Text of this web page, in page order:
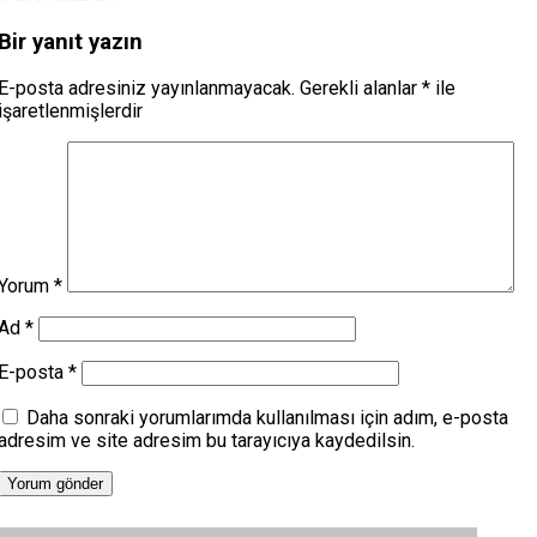
yanıt yazın
posta adresiniz yayınlanmayacak. Gerekli alanlar * ile
*
*
posta *
Daha sonraki yorumlarımda kullanılması için adım, e-posta
ve site adresim bu tarayıcıya kaydedilsin.